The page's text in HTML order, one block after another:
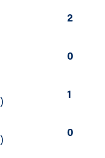
2
0
) 1
) 0